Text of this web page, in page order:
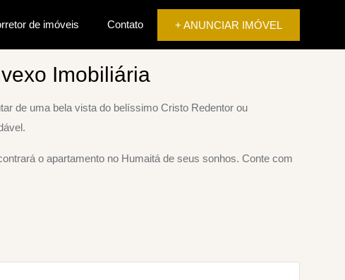
de imóveis Contato
+ ANUNCIAR IMÓVEL
Imobiliária
de uma bela vista do belíssimo Cristo Redentor ou
o apartamento no Humaitá de seus sonhos. Conte com